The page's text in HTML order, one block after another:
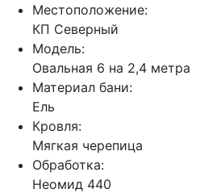
Местоположение:
КП Северный
Модель:
Овальная 6 на 2,4 метра
Материал бани:
Ель
Кровля:
Мягкая черепица
Обработка:
Неомид 440